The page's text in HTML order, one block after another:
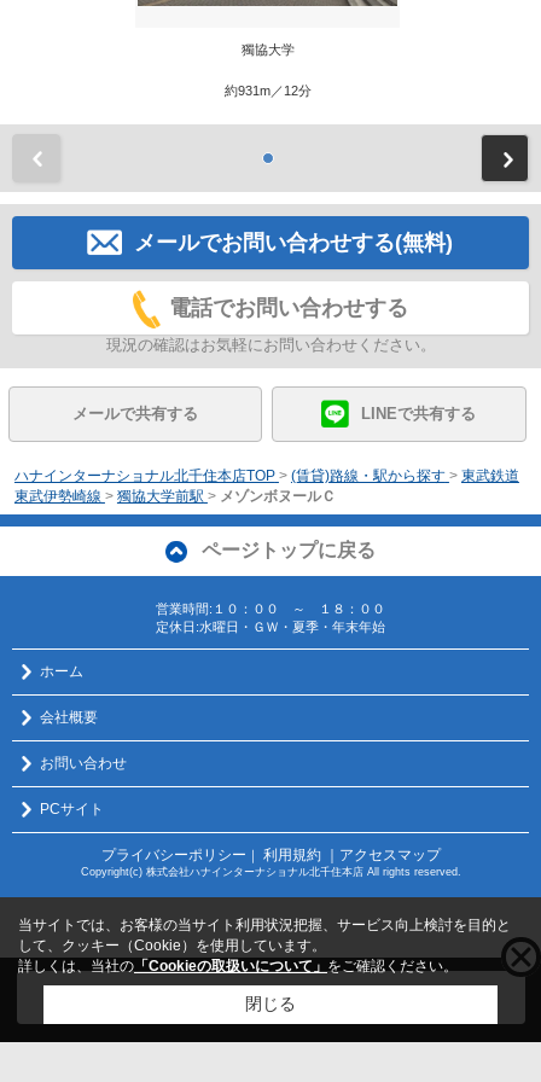
獨協大学
約931m／12分
メールでお問い合わせする(無料)
電話でお問い合わせする
現況の確認はお気軽にお問い合わせください。
メールで共有する LINEで共有する
ハナインターナショナル北千住本店TOP > (賃貸)路線・駅から探す > 東武鉄道
東武伊勢崎線 > 獨協大学前駅 > メゾンボヌールＣ
ページトップに戻る
営業時間:１０：００ ～ １８：００
定休日:水曜日・ＧＷ・夏季・年末年始
ホーム
会社概要
お問い合わせ
PCサイト
プライバシーポリシー 利用規約 ｜アクセスマップ
Copyright(c) 株式会社ハナインターナショナル北千住本店 All rights reserved.
こちらの物件をご覧の方にお勧めな物件
当サイトでは、お客様の当サイト利用状況把握、サービス向上検討を目的と
して、クッキー（Cookie）を使用しています。
詳しくは、当社の 「Cookieの取扱いについて」 をご確認ください。
閉じる